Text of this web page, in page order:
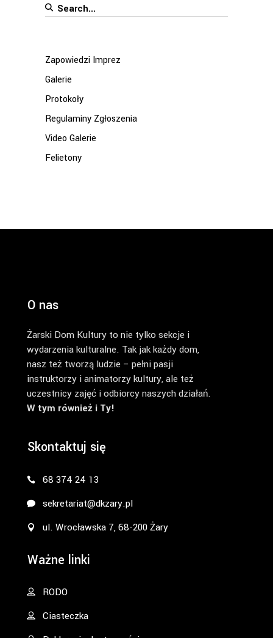
Search
Zapowiedzi Imprez
Galerie
Protokoły
Regulaminy Zgłoszenia
Video Galerie
Felietony
O nas
Żarski Dom Kultury to nie tylko sekcje i
wydarzenia kulturalne. Tak jak każdy dom,
nasz też tworzą ludzie – pełni pasji
instruktorzy i animatorzy kultury, ale też
uczestnicy zajęć i odbiorcy naszych działań.
W tym również i Ty!
Skontaktuj się
68 374 24 13
sekretariat@dkzary.pl
ul. Wrocławska 7, 68-200 Żary
Ważne linki
RODO
Ciasteczka